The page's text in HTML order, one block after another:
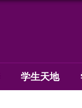
学生天地